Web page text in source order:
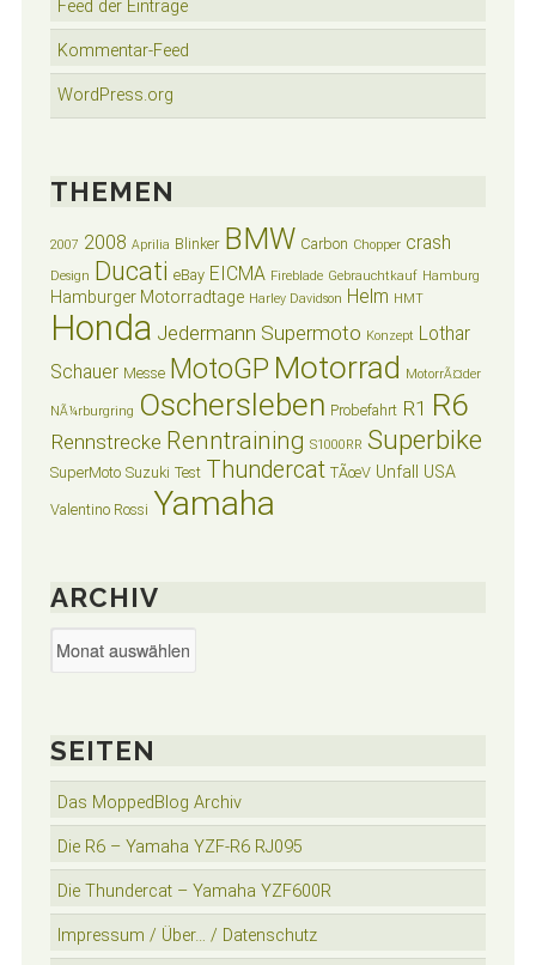
Feed der Einträge
Kommentar-Feed
WordPress.org
THEMEN
2007 2008 Aprilia Blinker BMW Carbon Chopper crash
Design Ducati eBay EICMA Fireblade Gebrauchtkauf Hamburg
Hamburger Motorradtage Harley Davidson Helm HMT
Honda Jedermann Supermoto Konzept Lothar
Schauer Messe MotoGP Motorrad MotorrÃ¤der
NÃ¼rburgring Oschersleben Probefahrt R1 R6
Rennstrecke Renntraining S1000RR Superbike
SuperMoto Suzuki Test Thundercat TÃœV Unfall USA
Valentino Rossi Yamaha
ARCHIV
Archiv
SEITEN
Das MoppedBlog Archiv
Die R6 – Yamaha YZF-R6 RJ095
Die Thundercat – Yamaha YZF600R
Impressum / Über… / Datenschutz